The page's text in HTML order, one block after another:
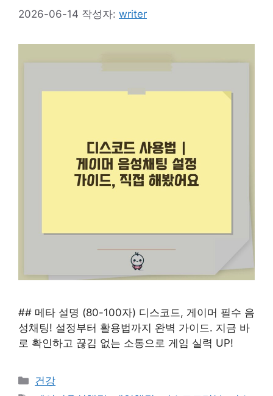
2026-06-14 작성자: writer
## 메타 설명 (80-100자) 디스코드, 게이머 필수 음
성채팅! 설정부터 활용법까지 완벽 가이드. 지금 바
로 확인하고 끊김 없는 소통으로 게임 실력 UP!
카
테
건강